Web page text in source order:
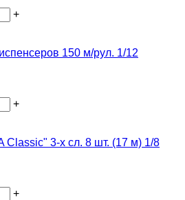
+
150 м/рул. 1/12
+
Classic" 3-х сл. 8 шт. (17 м) 1/8
+